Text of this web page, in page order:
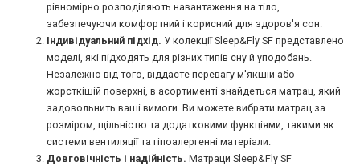
рівномірно розподіляють навантаження на тіло,
забезпечуючи комфортний і корисний для здоров'я сон.
Індивідуальний підхід. У колекції Sleep&Fly SF представлено
моделі, які підходять для різних типів сну й уподобань.
Незалежно від того, віддаєте перевагу м'якшій або
жорсткішій поверхні, в асортименті знайдеться матрац, який
задовольнить ваші вимоги. Ви можете вибрати матрац за
розміром, щільністю та додатковими функціями, такими як
системи вентиляції та гіпоалергенні матеріали.
Довговічність і надійність. Матраци Sleep&Fly SF